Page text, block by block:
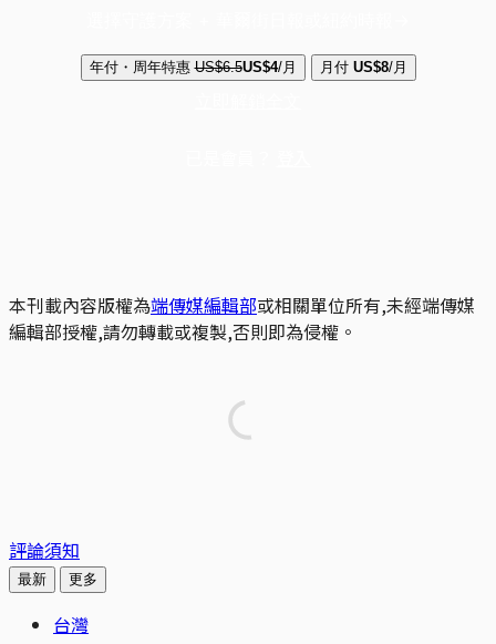
年付・周年特惠 US$6.5US$4/月 月付 US$8/月
本刊載內容版權為端傳媒編輯部或相關單位所有,未經端傳媒
編輯部授權,請勿轉載或複製,否則即為侵權。
評論須知
最新 更多
台灣